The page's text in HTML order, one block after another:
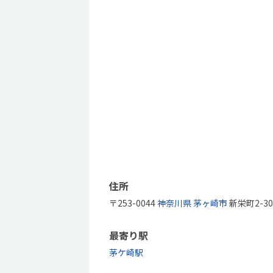
住所
〒253-0044神奈川県茅ヶ崎市 新栄町2-
最寄り駅
茅ケ崎駅